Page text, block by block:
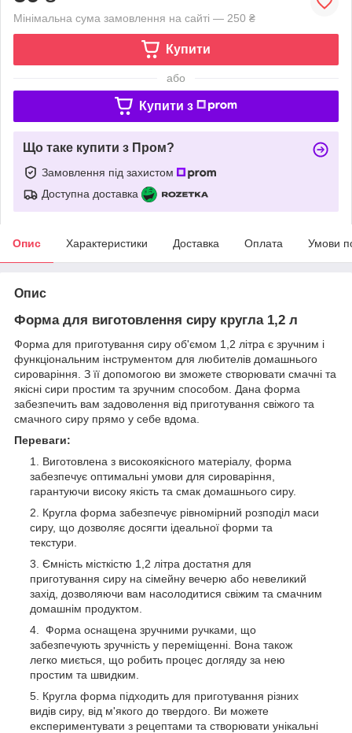
Мінімальна сума замовлення на сайті — 250 ₴
Купити
або
Купити з
Що таке купити з Пром?
Замовлення під захистом
Доступна доставка
Опис Характеристики Доставка Оплата Умови
Опис
Форма для виготовлення сиру кругла 1,2 л
Форма для приготування сиру об'ємом 1,2 літра є зручним і
функціональним інструментом для любителів домашнього
сироваріння. З її допомогою ви зможете створювати смачні та
якісні сири простим та зручним способом. Дана форма
забезпечить вам задоволення від приготування свіжого та
смачного сиру прямо у себе вдома.
Переваги:
Виготовлена з високоякісного матеріалу, форма
забезпечує оптимальні умови для сироваріння,
гарантуючи високу якість та смак домашнього сиру.
Кругла форма забезпечує рівномірний розподіл маси
сиру, що дозволяє досягти ідеальної форми та
текстури.
Ємність місткістю 1,2 літра достатня для
приготування сиру на сімейну вечерю або невеликий
захід, дозволяючи вам насолодитися свіжим та смачним
домашнім продуктом.
Форма оснащена зручними ручками, що
забезпечують зручність у переміщенні. Вона також
легко миється, що робить процес догляду за нею
простим та швидким.
Кругла форма підходить для приготування різних
видів сиру, від м'якого до твердого. Ви можете
експериментувати з рецептами та створювати унікальні